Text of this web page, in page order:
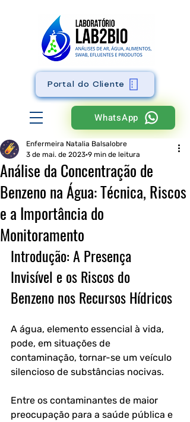
WhatsApp
Portal do Cliente
Análise da Concentração de
Benzeno na Água: Técnica, Riscos
e a Importância do
Monitoramento
Enfermeira Natalia Balsalobre
3 de mai. de 2023 9 min de leitura
Introdução: A Presença
Invisível e os Riscos do
Benzeno nos Recursos Hídricos
A água, elemento essencial à vida,
pode, em situações de
contaminação, tornar-se um veículo
silencioso de substâncias nocivas.
Entre os contaminantes de maior
preocupação para a saúde pública e